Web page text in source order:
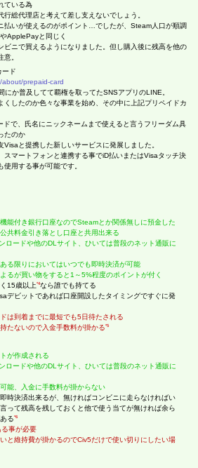
ている為
総代理店と考えて差し支えないでしょう。
払いが使えるのがポイント…でしたが、Steam人口が順調
ApplePayと同じく
ビニで買えるようになりました。但し購入後に残高を他の
。
ード
prepaid-card
にか普及してて覇権を取ってたSNSアプリのLINE。
くしたのか色々な事業を始め、その中に上記プリペイドカ
ドで、氏名にニックネームまで使えると言うフリーダム具
たのか
Visaと提携した新しいサービスに発展しました。
スマートフォンと連携する事でiD払いまたはVisaタッチ決
用する事が可能です。
能付き銀行口座なのでSteamとか関係無しに預金した
共料金引き落とし口座と共用出来る
ロードや他のDLサイト、ひいては普段のネット通販に
る限りにおいてはいつでも即時決済が可能
るが買い物をすると1～5%程度のポイントが付く
15歳以上*4なら誰でも持てる
デビットであれば口座開設したタイミングですぐに発
は到着までに最短でも5日待たされる
たないので入金手数料が掛かる*5
が作成される
ロードや他のDLサイト、ひいては普段のネット通販に
能、入金に手数料が掛からない
時決済出来るが、無ければコンビニに走らなければい
って残高を残しておくと他で使う当てが無ければ余ら
る*6
事が必要
と維持費が掛かるのでCiv5だけで使い切りにしたい場